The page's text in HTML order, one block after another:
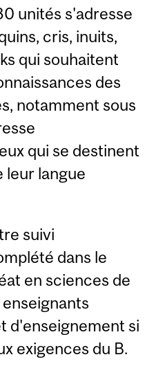
unités s'adresse
cris, inuits,
qui souhaitent
des
notamment sous
qui se destinent
leur langue
suivi
dans le
en sciences de
d'enseignement si
exigences du B.